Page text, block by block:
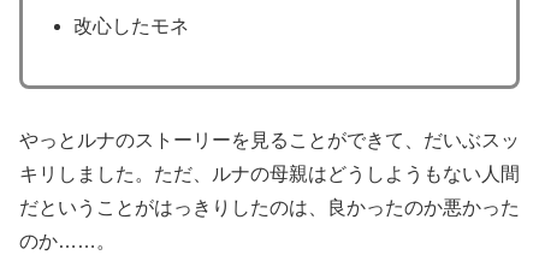
改心したモネ
やっとルナのストーリーを見ることができて、だいぶスッ
キリしました。ただ、ルナの母親はどうしようもない人間
だということがはっきりしたのは、良かったのか悪かった
のか……。